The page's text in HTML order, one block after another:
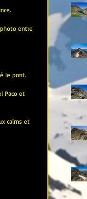
entre
le pont.
Paco et
cairns et